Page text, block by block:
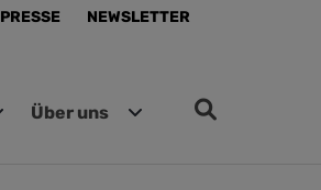
PRESSE NEWSLETTER
Über uns